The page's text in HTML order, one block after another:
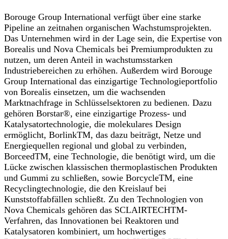
Borouge Group International verfügt über eine starke
Pipeline an zeitnahen organischen Wachstumsprojekten.
Das Unternehmen wird in der Lage sein, die Expertise von
Borealis und Nova Chemicals bei Premiumprodukten zu
nutzen, um deren Anteil in wachstumsstarken
Industriebereichen zu erhöhen. Außerdem wird Borouge
Group International das einzigartige Technologieportfolio
von Borealis einsetzen, um die wachsenden
Marktnachfrage in Schlüsselsektoren zu bedienen. Dazu
gehören Borstar®, eine einzigartige Prozess- und
Katalysatortechnologie, die molekulares Design
ermöglicht, BorlinkTM, das dazu beiträgt, Netze und
Energiequellen regional und global zu verbinden,
BorceedTM, eine Technologie, die benötigt wird, um die
Lücke zwischen klassischen thermoplastischen Produkten
und Gummi zu schließen, sowie BorcycleTM, eine
Recyclingtechnologie, die den Kreislauf bei
Kunststoffabfällen schließt. Zu den Technologien von
Nova Chemicals gehören das SCLAIRTECHTM-
Verfahren, das Innovationen bei Reaktoren und
Katalysatoren kombiniert, um hochwertiges